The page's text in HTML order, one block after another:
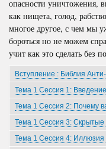
опасности уничтожения,
как нищета, голод,
многое другое, с чем мы
бороться но не можем
учит как это сделать без
Вступление : Библия
Тема 1 Сессия 1:
Тема 1 Сессия 2: Почему
Тема 1 Сессия 3:
Тема 1 Сессия 4: Иллюзия